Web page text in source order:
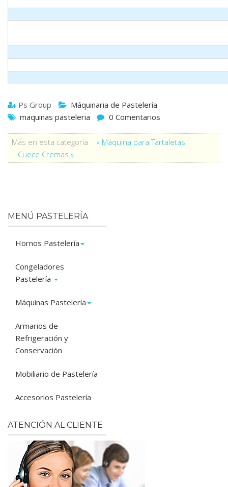
Ps Group
Máquinaria de Pastelería
maquinas pasteleria
0 Comentarios
Más en esta categoría
« Máquina para Tartaletas
Cuece Cremas »
MENÚ PASTELERÍA
Hornos Pastelería
Congeladores
Pastelería
Máquinas Pastelería
Armarios de
Refrigeración y
Conservación
Mobiliario de Pastelería
Accesorios Pastelería
ATENCIÓN AL CLIENTE